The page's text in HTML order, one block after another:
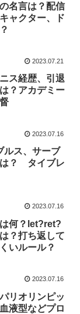
名言は？配信
ャクター、ド
2023.07.21
ス経歴、引退
？アカデミー
2023.07.16
ルス、サーブ
？ タイブレ
2023.07.16
何？let?ret?
？打ち返して
いルール？
2023.07.16
リオリンピッ
液型などプロ